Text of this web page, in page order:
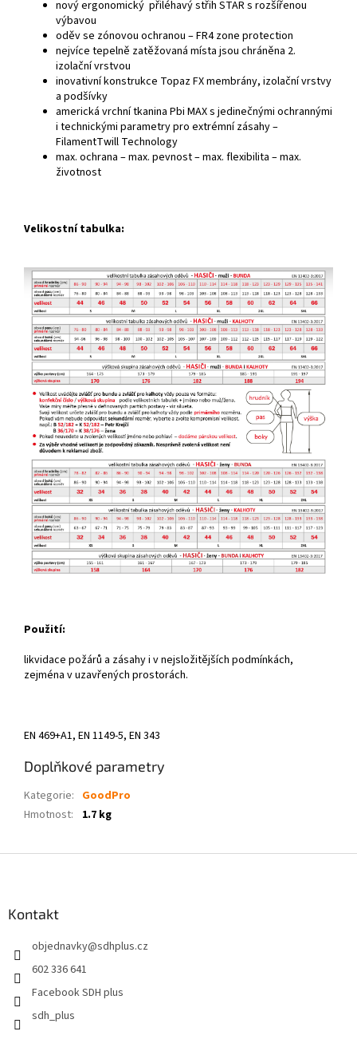
nový ergonomický přiléhavý střih STAR s rozšířenou
výbavou
oděv se zónovou ochranou – FR4 zone protection
nejvíce tepelně zatěžovaná místa jsou chráněna 2.
izolační vrstvou
inovativní konstrukce Topaz FX membrány, izolační vrstvy
a podšívky
americká vrchní tkanina Pbi MAX s jedinečnými ochrannými
i technickými parametry pro extrémní zásahy –
FilamentTwill Technology
max. ochrana – max. pevnost – max. flexibilita – max.
životnost
Velikostní tabulka:
Použití:
likvidace požárů a zásahy i v nejsložitějších podmínkách,
zejména v uzavřených prostorách.
EN 469+A1, EN 1149-5, EN 343
Doplňkové parametry
Kategorie: GoodPro
Hmotnost: 1.7 kg
Kontakt
objednavky@sdhplus.cz
602 336 641
Facebook SDH plus
sdh_plus